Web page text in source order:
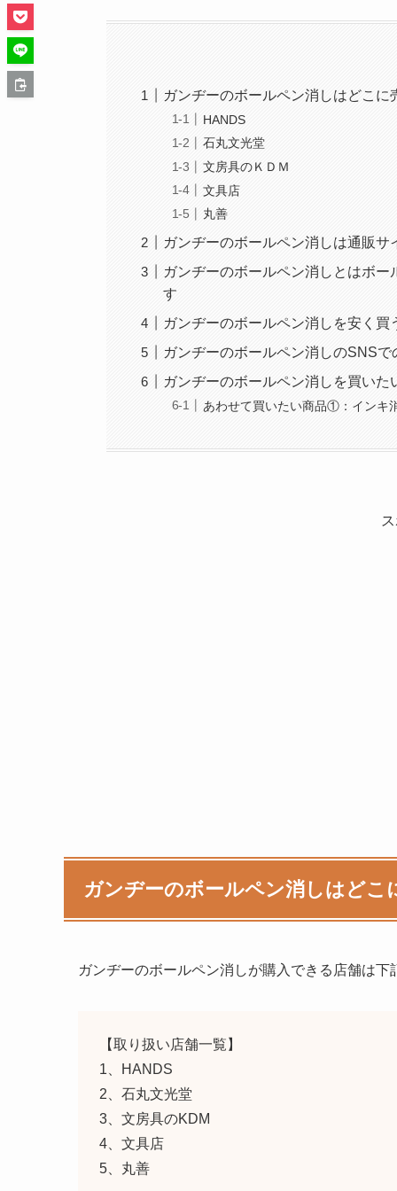
ガンヂーのボールペン消しはどこ
HANDS
石丸文光堂
文房具のＫＤＭ
文具店
丸善
ガンヂーのボールペン消しは通販サ
ガンヂーのボールペン消しとはボ
す
ガンヂーのボールペン消しを安く
ガンヂーのボールペン消しのSNS
ガンヂーのボールペン消しを買い
あわせて買いたい商品①：インキ
ガンヂーのボールペン消しはどこ
ガンヂーのボールペン消しが購入できる店舗は下
【取り扱い店舗一覧】
1、HANDS
2、石丸文光堂
3、文房具のKDM
4、文具店
5、丸善